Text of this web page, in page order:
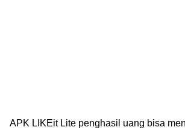
APK LIKEit Lite penghasil uang bisa